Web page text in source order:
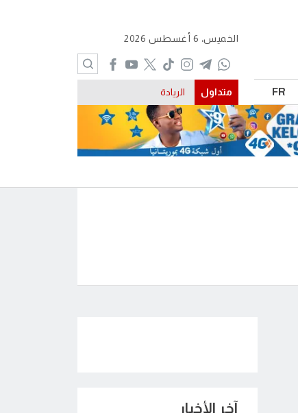
FR
الخميس، 6 أغسطس 2026
متداول الريادة
آخر الأخبار